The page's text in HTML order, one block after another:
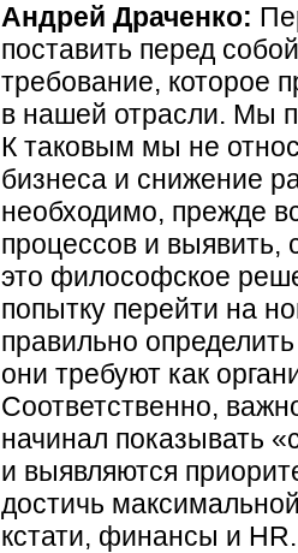
Андрей Драченко:
поставить перед
требование, которое
в нашей отрасли. Мы
К таковым мы не
бизнеса и снижение
необходимо, прежде
процессов и выявить,
это философское
попытку перейти на
правильно
они требуют как
Соответственно,
начинал показывать
и выявляются
достичь
кстати, финансы и HR.